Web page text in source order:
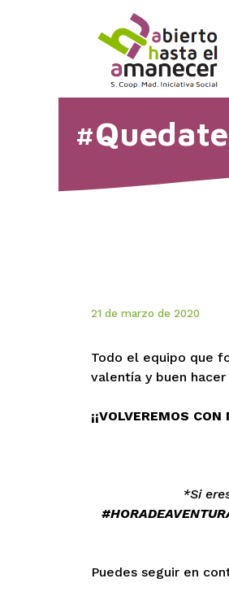
21 de marzo de 2020
Todo el equipo que
valentía y buen
¡¡VOLVEREMOS
*Si
Puedes seguir en